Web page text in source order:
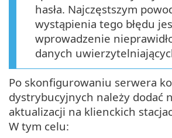
hasła. Najczęstszym
wystąpienia tego błędu
wprowadzenie
danych
Po skonfigurowaniu serwera
dystrybucyjnych należy dodać
aktualizacji na klienckich
W tym celu: